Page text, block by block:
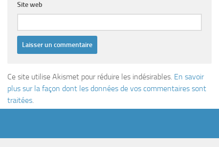
Site web
Ce site utilise Akismet pour réduire les indésirables. En savoir
plus sur la façon dont les données de vos commentaires sont
traitées.